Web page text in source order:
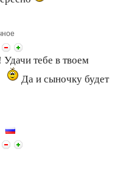
тебе в твоем
Да и сыночку будет